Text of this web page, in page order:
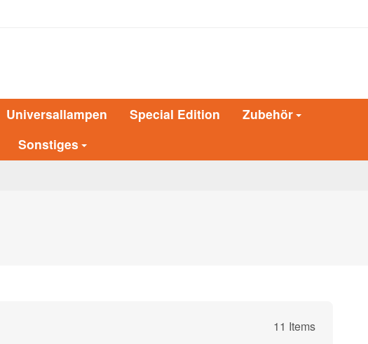
Universallampen Special Edition
Zubehör
Sonstiges
11 Items